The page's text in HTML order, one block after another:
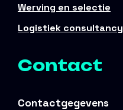
Werving en selectie
Logistiek consultancy
Contact
Contactgegevens